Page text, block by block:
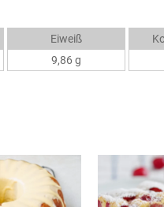
Eiweiß
9,86 g